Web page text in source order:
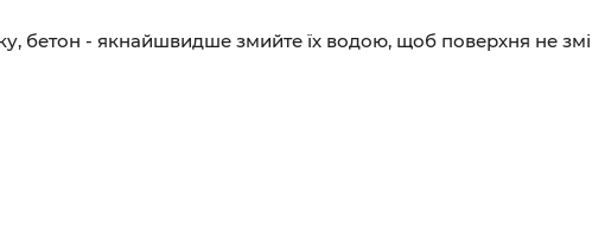
бетон - якнайшвидше змийте їх водою, щоб поверхня не